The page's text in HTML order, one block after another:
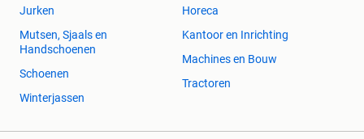
Jurken
Mutsen, Sjaals en
Handschoenen
Schoenen
Winterjassen
Horeca
Kantoor en Inrichting
Machines en Bouw
Tractoren